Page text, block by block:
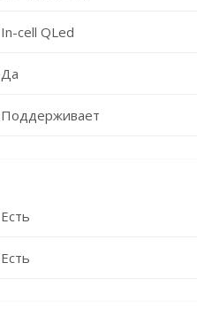
In-cell QLed
Да
Поддерживает
Есть
Есть